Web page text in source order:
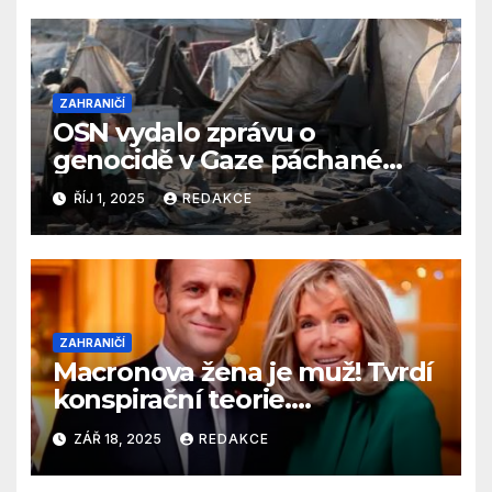
ZAHRANIČÍ
OSN vydalo zprávu o
genocidě v Gaze páchané
Izraelem
ŘÍJ 1, 2025 REDAKCE
ZAHRANIČÍ
Macronova žena je muž! Tvrdí
konspirační teorie.
Prezidentský pár se bude
bránit u soudu
ZÁŘ 18, 2025 REDAKCE